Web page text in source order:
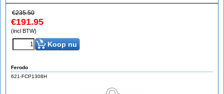
€235.50
€191.95
(incl BTW)
Koop nu
Ferodo
621-FCP1308H